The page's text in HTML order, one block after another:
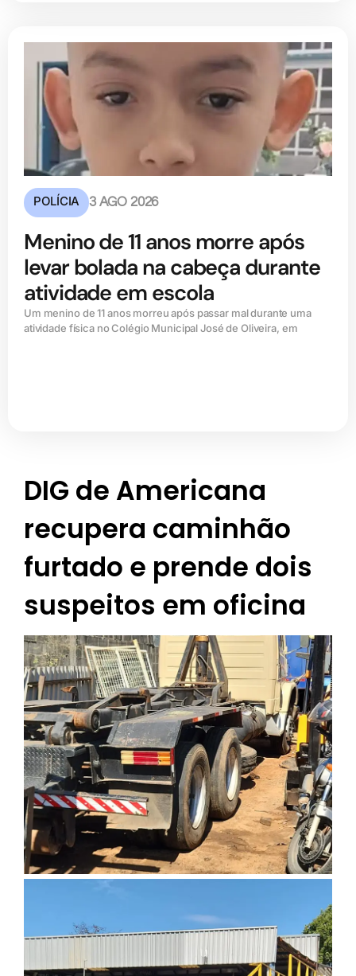
POLÍCIA 3 AGO 2026
Menino de 11 anos morre após
levar bolada na cabeça durante
atividade em escola
Um menino de 11 anos morreu após passar mal durante uma
atividade física no Colégio Municipal José de Oliveira, em
DIG de Americana
recupera caminhão
furtado e prende dois
suspeitos em oficina